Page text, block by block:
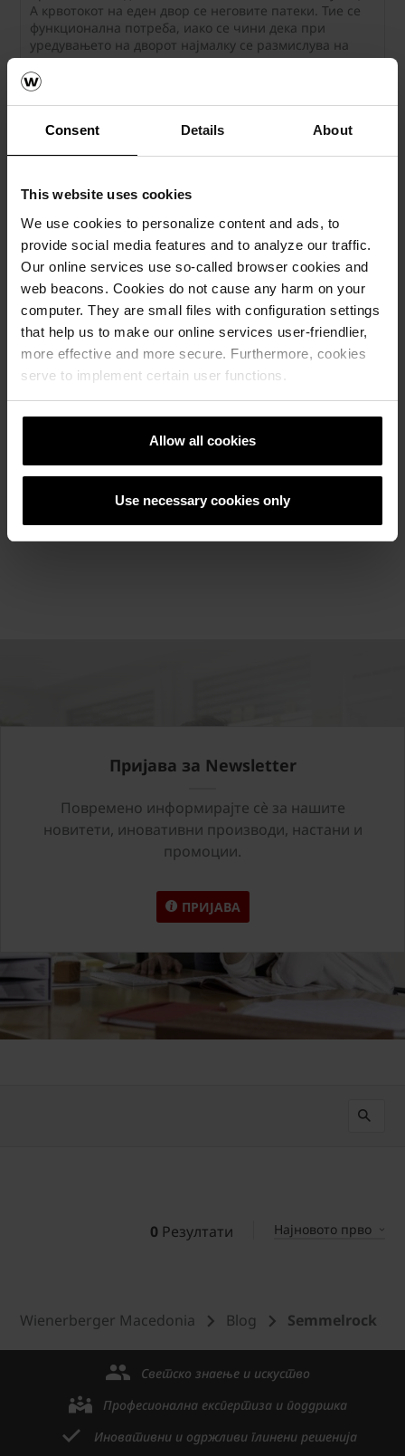
Consent Details About
This website uses cookies
We use cookies to personalize content and ads, to
provide social media features and to analyze our traffic.
Our online services use so-called browser cookies and
web beacons. Cookies do not cause any harm on your
computer. They are small files with configuration settings
that help us to make our online services user-friendlier,
more effective and more secure. Furthermore, cookies
serve to implement certain user functions.
Allow all cookies
Use necessary cookies only
А крвотокот на еден двор се неговите патеки. Тие се
функционална потреба, иако се чини дека при
уредувањето на дворот најмалку се размислува на
нив.
Каков одговор од Semmelrock
заслужува вашиот двор?
Вистинска среќа е да се има двор и да се ужива во
престојот на отворено. Кога ќе излезете од домот и со
задоволство ќе си седнете опкружени со зеленило,
живеете моменти за кои знаете дека вреди да се
Пријава за Newsletter
Повремено информирајте сè за нашите
новитети, иновативни производи, настани и
промоции.
ПРИЈАВА
0 Резултати Најновото прво
Wienerberger Macedonia Blog Semmelrock
Светско знаење и искуство
Професионална експертиза и поддршка
Иновативни и одржливи глинени решенија